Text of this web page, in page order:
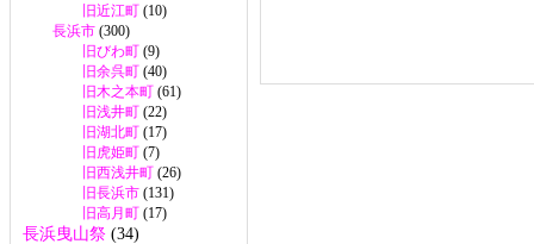
旧近江町 (10)
長浜市 (300)
旧びわ町 (9)
旧余呉町 (40)
旧木之本町 (61)
旧浅井町 (22)
旧湖北町 (17)
旧虎姫町 (7)
旧西浅井町 (26)
旧長浜市 (131)
旧高月町 (17)
長浜曳山祭 (34)